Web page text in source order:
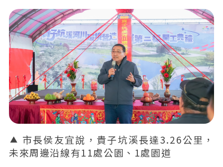
市長侯友宜說，貴子坑溪長達3.26公里，
未來周邊沿線有11處公園、1處園道